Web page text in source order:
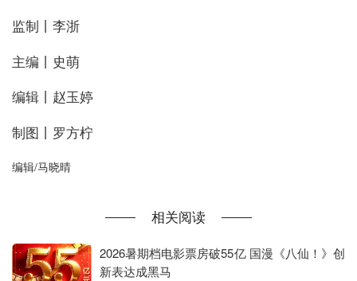
监制丨李浙
主编丨史萌
编辑丨赵玉婷
制图丨罗方柠
编辑/马晓晴
相关阅读
2026暑期档电影票房破55亿 国漫《八仙！》创
新表达成黑马